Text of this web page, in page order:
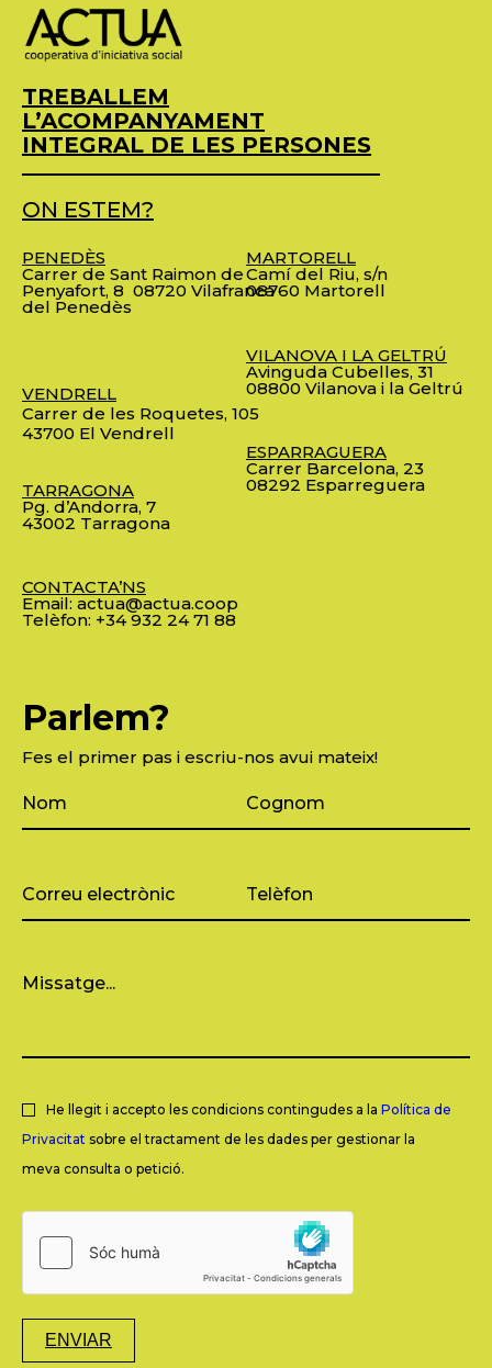
TREBALLEM
L’ACOMPANYAMENT
INTEGRAL DE LES PERSONES
ON ESTEM?
PENEDÈS
Carrer de Sant Raimon de
Penyafort, 8 08720 Vilafranca
del Penedès
VENDRELL
Carrer de les Roquetes, 105
43700 El Vendrell
TARRAGONA
Pg. d’Andorra, 7
43002 Tarragona
CONTACTA’NS
Email: actua@actua.coop
Telèfon: +34 932 24 71 88
MARTORELL
Camí del Riu, s/n
08760 Martorell
VILANOVA I LA GELTRÚ
Avinguda Cubelles, 31
08800 Vilanova i la Geltrú
ESPARRAGUERA
Carrer Barcelona, 23
08292 Esparreguera
Parlem?
Fes el primer pas i escriu-nos avui mateix!
He llegit i accepto les condicions contingudes a la Política de
Privacitat sobre el tractament de les dades per gestionar la
meva consulta o petició.
ENVIAR